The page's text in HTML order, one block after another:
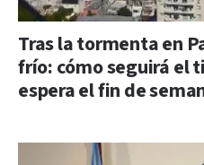
Tras la tormenta en
frío: cómo seguirá el
espera el fin de